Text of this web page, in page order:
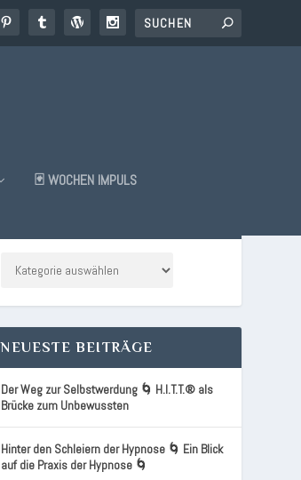
🃏 WOCHEN IMPULS
NEUESTE BEITRÄGE
Der Weg zur Selbstwerdung 🌀 H.I.T.T.® als
Brücke zum Unbewussten
Hinter den Schleiern der Hypnose 🌀 Ein Blick
auf die Praxis der Hypnose 🌀